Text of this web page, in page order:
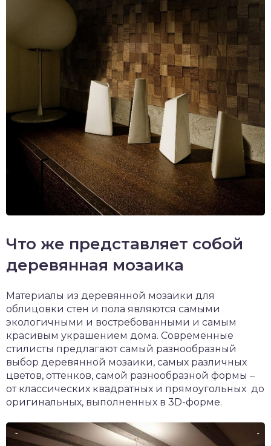
Что же представляет собой
деревянная мозаика
Материалы из деревянной мозаики для
облицовки стен и пола являются самыми
экологичными и востребованными и самым
красивым украшением дома. Современные
стилисты предлагают самый разнообразный
выбор деревянной мозаики, самых различных
цветов, оттенков, самой разнообразной формы –
от классических квадратных и прямоугольных до
оригинальных, выполненных в 3D-форме.